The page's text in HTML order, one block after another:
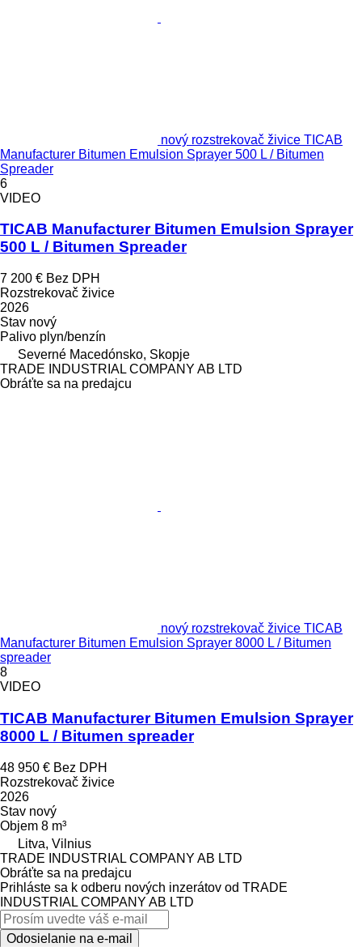
nový rozstrekovač živice TICAB
Manufacturer Bitumen Emulsion Sprayer 500 L / Bitumen
Spreader
6
VIDEO
TICAB Manufacturer Bitumen Emulsion Sprayer
500 L / Bitumen Spreader
7 200 € Bez DPH
Rozstrekovač živice
2026
Stav nový
Palivo plyn/benzín
Severné Macedónsko, Skopje
TRADE INDUSTRIAL COMPANY AB LTD
Obráťte sa na predajcu
nový rozstrekovač živice TICAB
Manufacturer Bitumen Emulsion Sprayer 8000 L / Bitumen
spreader
8
VIDEO
TICAB Manufacturer Bitumen Emulsion Sprayer
8000 L / Bitumen spreader
48 950 € Bez DPH
Rozstrekovač živice
2026
Stav nový
Objem 8 m³
Litva, Vilnius
TRADE INDUSTRIAL COMPANY AB LTD
Obráťte sa na predajcu
Prihláste sa k odberu nových inzerátov od TRADE
INDUSTRIAL COMPANY AB LTD
Odosielanie na e-mail